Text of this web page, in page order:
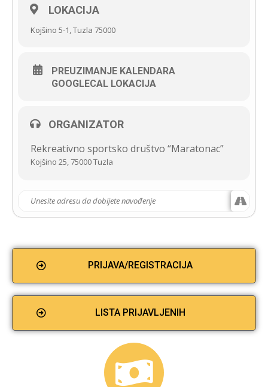
LOKACIJA
Kojšino 5-1, Tuzla 75000
PREUZIMANJE KALENDARA
GOOGLECAL LOKACIJA
ORGANIZATOR
Rekreativno sportsko društvo “Maratonac”
Kojšino 25, 75000 Tuzla
PRIJAVA/REGISTRACIJA
LISTA PRIJAVLJENIH